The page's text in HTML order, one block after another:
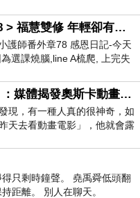
小護師番外章78 > 福慧雙修 年輕卻有個老靈魂 ㄑ金剛經〉podcast
護師番外章78 感恩日記-今天
選課燒腦,line A梳爬, 上完失
【電影圈八卦】：媒體揭發奧斯卡動畫項目投票醜聞！好萊塢為什麼看不起動畫電影？
現，有一種人真的很神奇，如
天去看動畫電影」，他就會露
然後問你是不是陪小
只剩時鐘聲。 堯禹舜低頭翻
距離。 別人在聊天。